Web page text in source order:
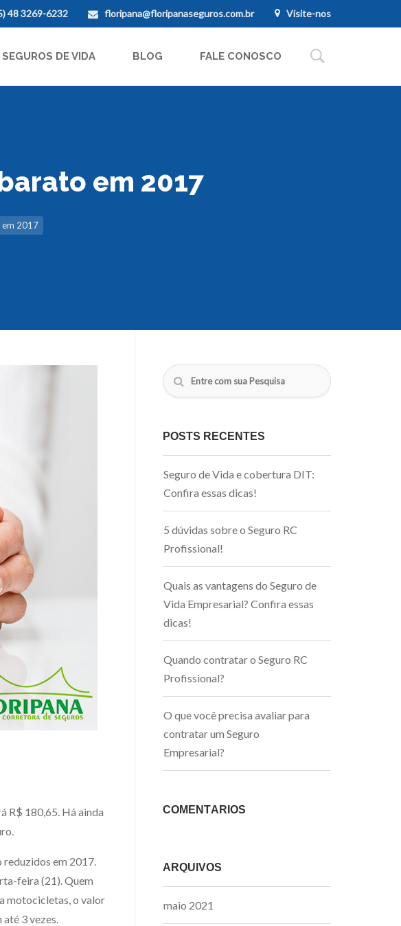
48 3269-6232 floripana@floripanaseguros.com.br Visite-nos
SEGUROS DE VIDA BLOG FALE CONOSCO
em 2017
em 2017
R$ 180,65. Há ainda
em 2017.
feira (21). Quem
motocicletas, o valor
3 vezes.
POSTS RECENTES
Seguro de Vida e cobertura DIT:
Confira essas dicas!
5 dúvidas sobre o Seguro RC
Profissional!
Quais as vantagens do Seguro de
Vida Empresarial? Confira essas
dicas!
Quando contratar o Seguro RC
Profissional?
O que você precisa avaliar para
contratar um Seguro
Empresarial?
COMENTÁRIOS
ARQUIVOS
maio 2021